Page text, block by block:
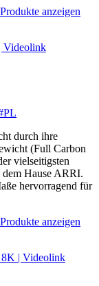
anzeigen
durch ihre
(Full Carbon
vielseitigsten
dem Hause ARRI.
hervorragend für
anzeigen